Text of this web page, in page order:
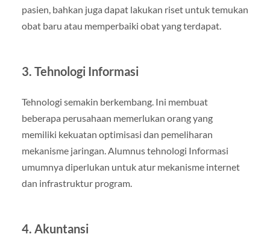
pasien, bahkan juga dapat lakukan riset untuk temukan
obat baru atau memperbaiki obat yang terdapat.
3. Tehnologi Informasi
Tehnologi semakin berkembang. Ini membuat
beberapa perusahaan memerlukan orang yang
memiliki kekuatan optimisasi dan pemeliharan
mekanisme jaringan. Alumnus tehnologi Informasi
umumnya diperlukan untuk atur mekanisme internet
dan infrastruktur program.
4. Akuntansi